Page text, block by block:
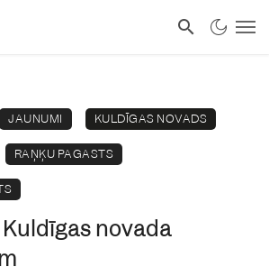
JAUNUMI KULDĪGAS NOVADS
RAŅĶU PAGASTS
novada